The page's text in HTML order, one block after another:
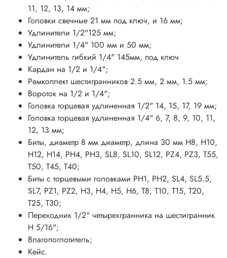
11, 12, 13, 14 мм;
Головки свечные 21 мм под ключ, и 16 мм;
Удлинители 1/2"125 мм;
Удлинители 1/4" 100 мм и 50 мм;
Удлинитель гибкий 1/4" 145мм, под ключ
Кардан на 1/2 и 1/4";
Ремкоплект шестигранников 2.5 мм, 2 мм, 1.5 мм;
Вороток на 1/2 и 1/4";
Головка торцевая удлиненная 1/2" 14, 15, 17, 19 мм;
Головка торцевая удлиненная 1/4" 6, 7, 8, 9, 10, 11,
12, 13 мм;
Биты, диаметр 8 мм диаметр, длина 30 мм Н8, Н10,
Н12, Н14, PH4, PH3, SL8, SL10, SL12, PZ4, PZ3, T55,
T50, T45, T40;
Биты с торцевыми головками PH1, PH2, SL4, SL5.5,
SL7, PZ1, PZ2, H3, H4, H5, H6, T8, T10, T15, T20,
T25, T30;
Переходник 1/2" четырехгранника на шестигранник
Н 5/16";
Влагопоглотитель;
Кейс.